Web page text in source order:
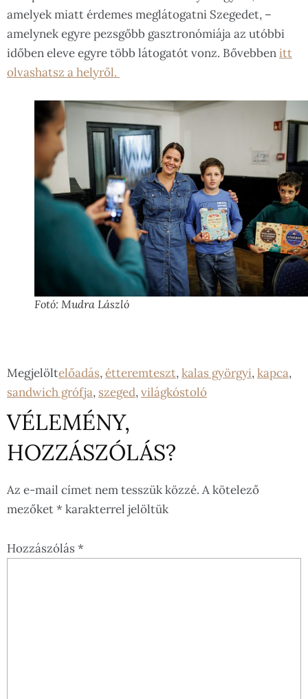
amelyek miatt érdemes meglátogatni Szegedet, –
amelynek egyre pezsgőbb gasztronómiája az utóbbi
időben eleve egyre több látogatót vonz. Bővebbenitt
olvashatsz a helyről.
Fotó: Mudra László
Megjelöltelőadás,étteremteszt,kalas györgyi,kapca,
sandwich grófja, szeged,világkóstoló
VÉLEMÉNY,
HOZZÁSZÓLÁS?
Az e-mail címet nem tesszük közzé. A kötelező
mezőket* karakterrel jelöltük
Hozzászólás *